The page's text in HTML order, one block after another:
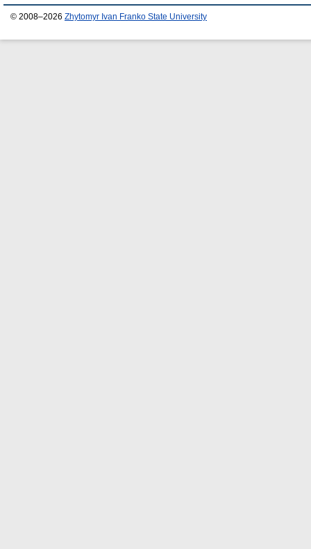
© 2008–2026 Zhytomyr Ivan Franko State University